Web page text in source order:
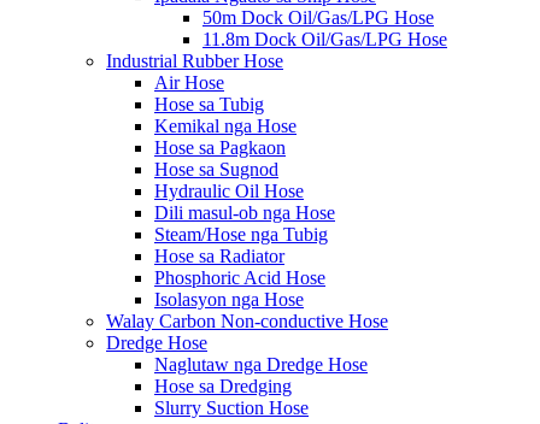
50m Dock Oil/Gas/LPG Hose
11.8m Dock Oil/Gas/LPG Hose
Industrial Rubber Hose
Air Hose
Hose sa Tubig
Kemikal nga Hose
Hose sa Pagkaon
Hose sa Sugnod
Hydraulic Oil Hose
Dili masul-ob nga Hose
Steam/Hose nga Tubig
Hose sa Radiator
Phosphoric Acid Hose
Isolasyon nga Hose
Walay Carbon Non-conductive Hose
Dredge Hose
Naglutaw nga Dredge Hose
Hose sa Dredging
Slurry Suction Hose